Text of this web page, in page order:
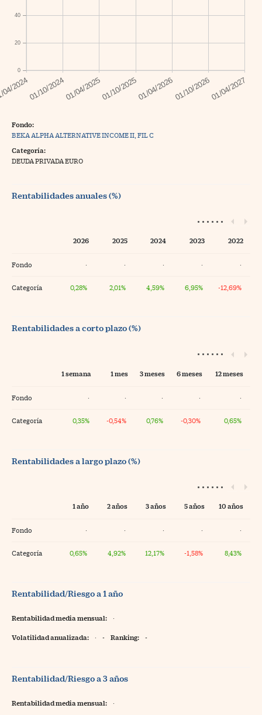
0
20
40
Fondo:
BEKA ALPHA ALTERNATIVE INCOME II, FIL C
Categoría:
DEUDA PRIVADA EURO
Rentabilidades anuales (%)
2026 2025 2024 2023 2022
Fondo · · · · ·
Categoría 0,28% 2,01% 4,59% 6,95% -12,69%
Rentabilidades a corto plazo (%)
1 semana 1 mes 3 meses 6 meses 12 meses
Fondo · · · · ·
Categoría 0,35% -0,54% 0,76% -0,30% 0,65%
Rentabilidades a largo plazo (%)
1 año 2 años 3 años 5 años 10 años
Fondo · · · · ·
Categoría 0,65% 4,92% 12,17% -1,58% 8,43%
Rentabilidad/Riesgo a 1 año
Rentabilidad media mensual: ·
Volatilidad anualizada: · - Ranking: -
Rentabilidad/Riesgo a 3 años
Rentabilidad media mensual: ·